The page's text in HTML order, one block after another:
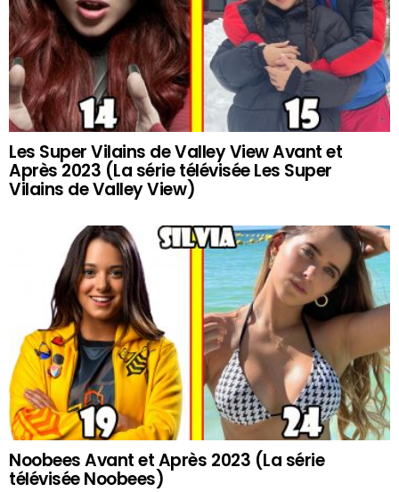
Les Super Vilains de Valley View Avant et
Après 2023 (La série télévisée Les Super
Vilains de Valley View)
Noobees Avant et Après 2023 (La série
télévisée Noobees)